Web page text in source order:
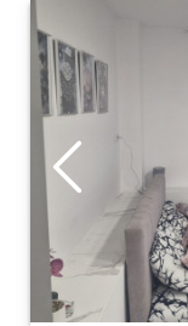
Studio
Zvezdara.
idealan je za
Beograd
Lokacija:
Beograd
Zvezdara
Adresa:
Kovačeva 26
Cena
35 €